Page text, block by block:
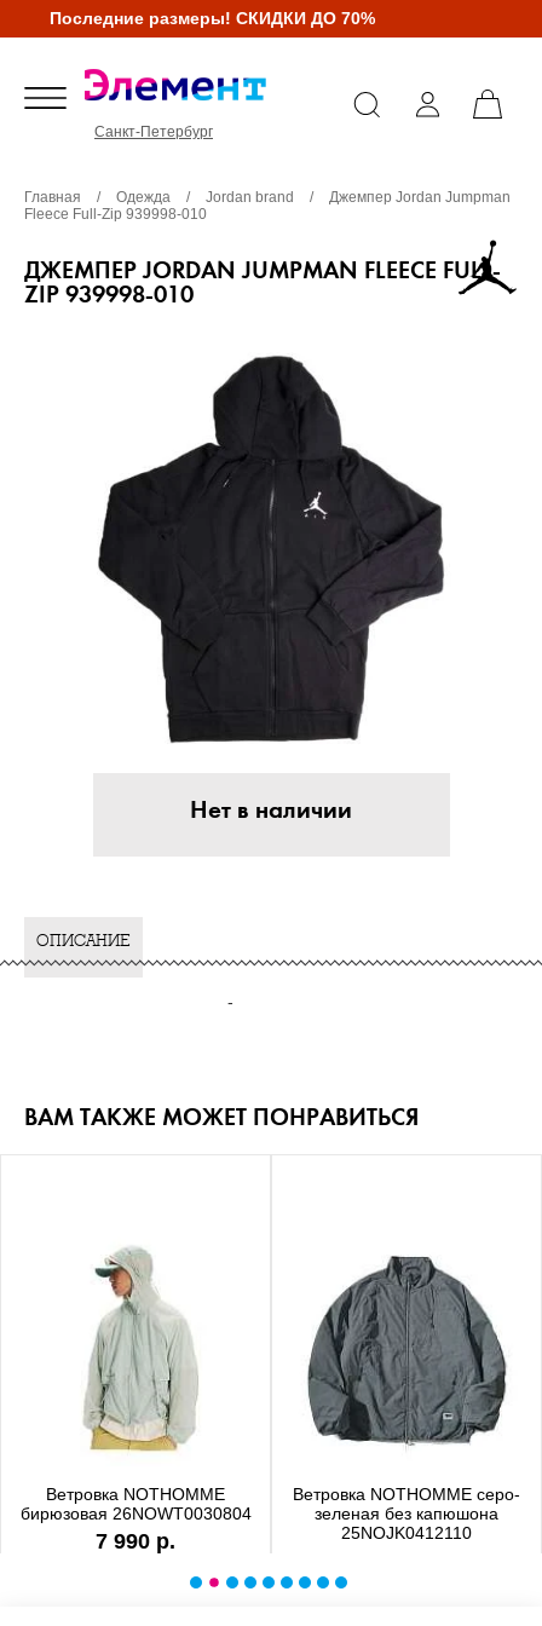
Последние размеры! СКИДКИ ДО 70%
Санкт-Петербург
Главная / Одежда / Jordan brand /
Джемпер Jordan Jumpman
Fleece Full-Zip 939998-010
ДЖЕМПЕР JORDAN JUMPMAN FLEECE FULL-
ZIP 939998-010
Нет в наличии
ОПИСАНИЕ
-
ВАМ ТАКЖЕ МОЖЕТ ПОНРАВИТЬСЯ
Ветровка NOTHOMME
бирюзовая 26NOWT0030804
7 990 р.
Ветровка NOTHOMME серо-
зеленая без капюшона
25NOJK0412110